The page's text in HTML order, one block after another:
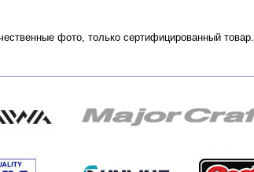
фото, только сертифицированный товар.